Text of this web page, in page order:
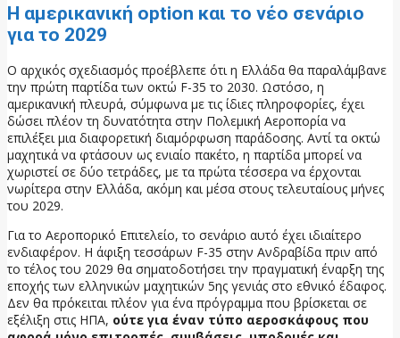
Η αμερικανική option και το νέο σενάριο
για το 2029
Ο αρχικός σχεδιασμός προέβλεπε ότι η Ελλάδα θα παραλάμβανε
την πρώτη παρτίδα των οκτώ F-35 το 2030. Ωστόσο, η
αμερικανική πλευρά, σύμφωνα με τις ίδιες πληροφορίες, έχει
δώσει πλέον τη δυνατότητα στην Πολεμική Αεροπορία να
επιλέξει μια διαφορετική διαμόρφωση παράδοσης. Αντί τα οκτώ
μαχητικά να φτάσουν ως ενιαίο πακέτο, η παρτίδα μπορεί να
χωριστεί σε δύο τετράδες, με τα πρώτα τέσσερα να έρχονται
νωρίτερα στην Ελλάδα, ακόμη και μέσα στους τελευταίους μήνες
του 2029.
Για το Αεροπορικό Επιτελείο, το σενάριο αυτό έχει ιδιαίτερο
ενδιαφέρον. Η άφιξη τεσσάρων F-35 στην Ανδραβίδα πριν από
το τέλος του 2029 θα σηματοδοτήσει την πραγματική έναρξη της
εποχής των ελληνικών μαχητικών 5ης γενιάς στο εθνικό έδαφος.
Δεν θα πρόκειται πλέον για ένα πρόγραμμα που βρίσκεται σε
εξέλιξη στις ΗΠΑ, ούτε για έναν τύπο αεροσκάφους που